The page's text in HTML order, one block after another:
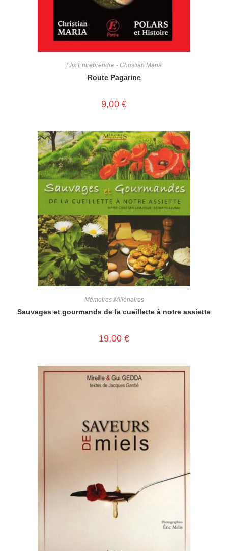
Elix Entreprendre - Christian Maria
Route Pagarine
9,00 €
Mémoires Millénaires
Sauvages et gourmands de la cueillette à notre assiette
19,00 €